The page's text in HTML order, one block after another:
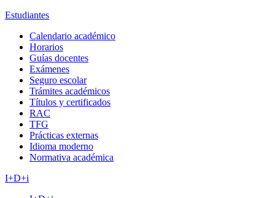
Estudiantes
Calendario académico
Horarios
Guías docentes
Exámenes
Seguro escolar
Trámites académicos
Títulos y certificados
RAC
TFG
Prácticas externas
Idioma moderno
Normativa académica
I+D+i